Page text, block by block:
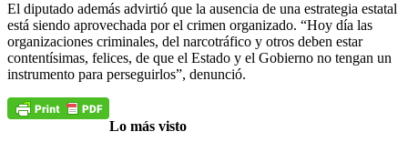
El diputado además advirtió que la ausencia de una estrategia estatal
está siendo aprovechada por el crimen organizado. “Hoy día las
organizaciones criminales, del narcotráfico y otros deben estar
contentísimas, felices, de que el Estado y el Gobierno no tengan un
instrumento para perseguirlos”, denunció.
Lo más visto